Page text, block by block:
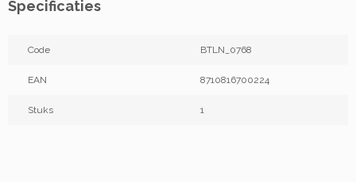
Specificaties
Code BTLN_0768
EAN 8710816700224
Stuks 1